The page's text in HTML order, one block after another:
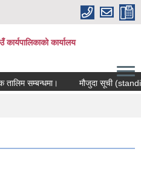
कार्यपालिकाको कार्यालय
सम्बन्धमा। मौजुदा सूची